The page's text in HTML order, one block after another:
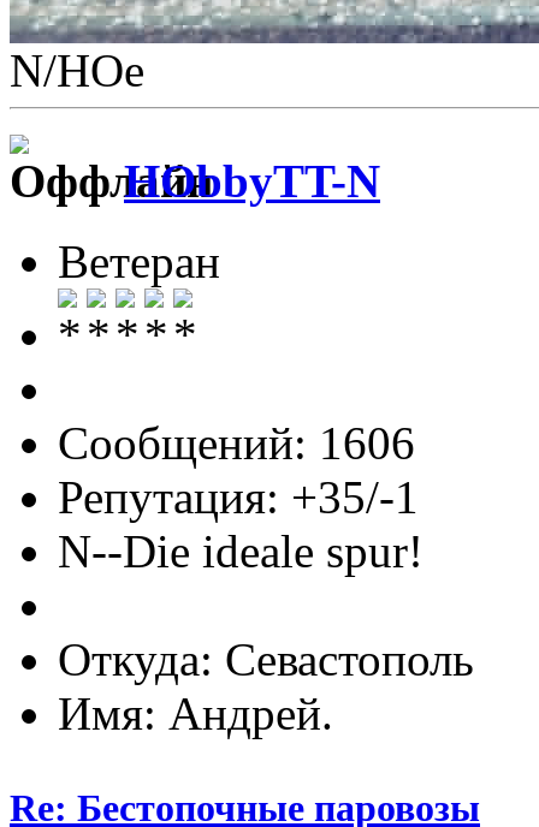
N/НОе
HObbyTT-N
Ветеран
Сообщений: 1606
Репутация: +35/-1
N--Die ideale spur!
Откуда: Севастополь
Имя: Андрей.
Re: Бестопочные паровозы